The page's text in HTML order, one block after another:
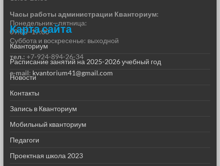
Часы работы администрации Кванториум:
Понедельник—пятница:
09:00–17:00
Суббота и воскресенье: выходной
тел.: +7-924-894-26-34
e-mail: kvantorium41@gmail.com
Карта сайта
Кванториум
Расписание занятий на 2025-2026 учебный год
Новости
Контакты
Запись в Кванториум
Мобильный кванториум
Педагоги
Проектная школа 2023